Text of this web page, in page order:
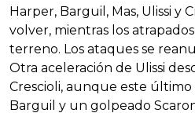
Harper, Barguil, Mas, Ulissi y
volver, mientras los
terreno. Los ataques se
Otra aceleración de Ulissi
Crescioli, aunque este último
Barguil y un golpeado